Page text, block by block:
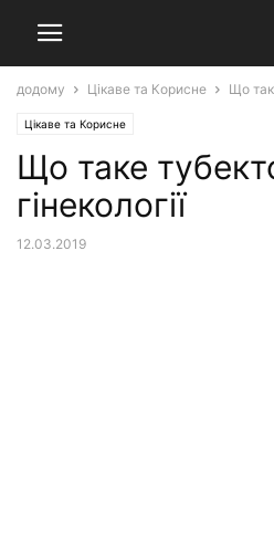
додому Цікаве та Корисне Що
Цікаве та Корисне
Що таке
гінекології
12.03.2019